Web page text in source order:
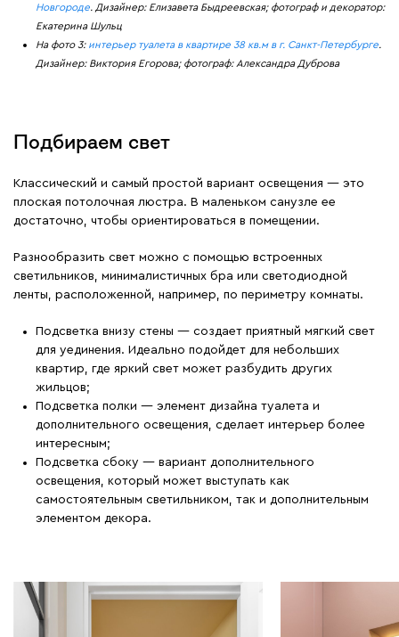
Новгороде. Дизайнер: Елизавета Быдреевская; фотограф и декоратор:
Екатерина Шульц
На фото 3: интерьер туалета в квартире 38 кв.м в г. Санкт-Петербурге.
Дизайнер: Виктория Егорова; фотограф: Александра Дуброва
Подбираем свет
Классический и самый простой вариант освещения — это
плоская потолочная люстра. В маленьком санузле ее
достаточно, чтобы ориентироваться в помещении.
Разнообразить свет можно с помощью встроенных
светильников, минималистичных бра или светодиодной
ленты, расположенной, например, по периметру комнаты.
Подсветка внизу стены — создает приятный мягкий свет
для уединения. Идеально подойдет для небольших
квартир, где яркий свет может разбудить других
жильцов;
Подсветка полки — элемент дизайна туалета и
дополнительного освещения, сделает интерьер более
интересным;
Подсветка сбоку — вариант дополнительного
освещения, который может выступать как
самостоятельным светильником, так и дополнительным
элементом декора.